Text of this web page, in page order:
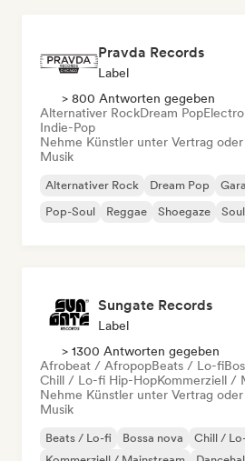
Pravda Records
Label
> 800 Antworten gegeben
Alternativer RockDream Pop
Indie-Pop
Nehme Künstler unter Vertrag
Musik
Alternativer Rock Dream Pop
Pop-Soul
Reggae Shoegaze Soul
Sungate Records
Label
> 1300 Antworten gegeben
Afrobeat / AfropopBeats / Lo-fi
Chill / Lo-fi Hip-HopKommerziell /
Nehme Künstler unter Vertrag
Musik
Beats / Lo-fi Bossa nova
Chill /